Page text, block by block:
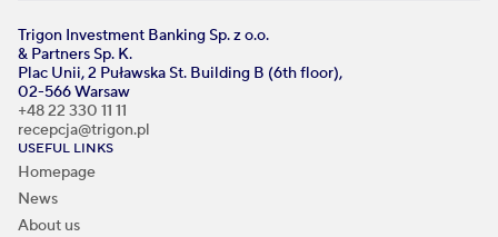
Trigon Investment Banking Sp. z o.o.
& Partners Sp. K.
Plac Unii, 2 Puławska St. Building B (6th floor),
02-566 Warsaw
+48 22 330 11 11
recepcja@trigon.pl
USEFUL LINKS
Homepage
News
About us